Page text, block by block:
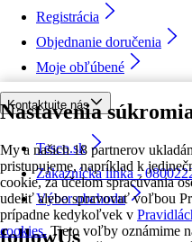
Nastavenia
My a našich 18 partnerov
pristupujeme, napríklad k
cookie, za účelom spracúvania
udeliť alebo spravovať voľbou
prípadne kedykoľvek v
cookies. Tieto voľby oznámime
Registrácia
Objednanie doručenia
Moje obľúbené
Kontaktujte nás
Tesco.sk
Zákaznícka linka -
Výber obchodu
followUs